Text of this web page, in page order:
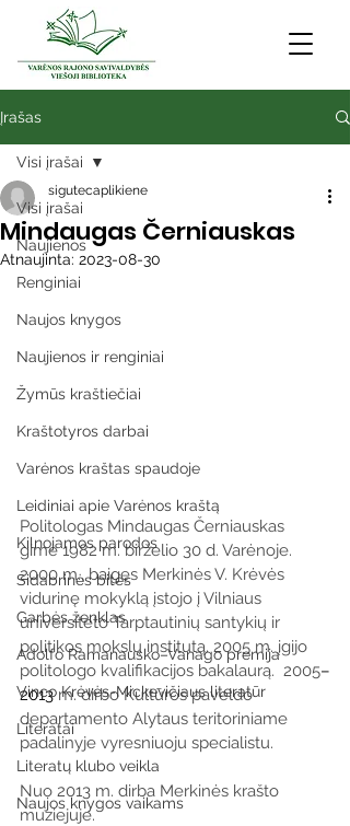
Įrašas
Visi įrašai
Naujienos
Renginiai
Naujos knygos
Naujienos ir renginiai
Žymūs kraštiečiai
Kraštotyros darbai
Varėnos kraštas spaudoje
Leidiniai apie Varėnos kraštą
Kilnojamos parodos
Sidabrinės bitės
Garbės ženklas
Adolfo Ramanausko–Vanago premija
Vinco Krėvės-Mickevičiaus literatūr
Literatai
Literatų klubo veikla
Naujos knygos vaikams
Visi įrašai
Mindaugas Černiauskas
sigutecaplikiene
Atnaujinta: 2023-08-30
Politologas Mindaugas Černiauskas
gimė 1982 m. birželio 30 d. Varėnoje.
2000 m., baigęs Merkinės V. Krėvės
vidurinę mokyklą įstojo į Vilniaus
universiteto Tarptautinių santykių ir
politikos mokslų institutą. 2005 m. įgijo
politologo kvalifikacijos bakalaurą.  2005–
2013 m. dirbo Kultūros paveldo
departamento Alytaus teritoriniame
padalinyje vyresniuoju specialistu.
Nuo 2013 m. dirba Merkinės krašto
muziejuje.